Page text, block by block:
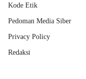
Kode Etik
Pedoman Media Siber
Privacy Policy
Redaksi